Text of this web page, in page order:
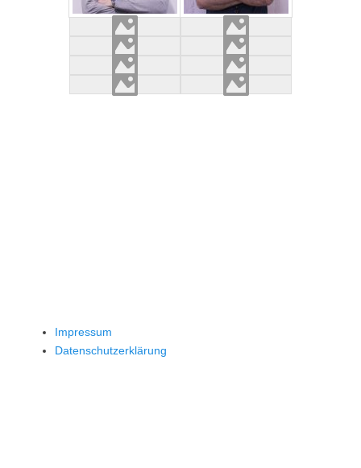
Impressum
Datenschutzerklärung